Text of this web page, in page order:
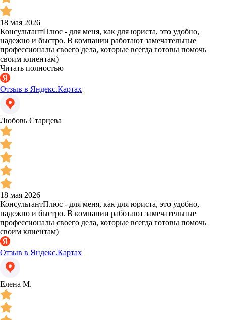
18 мая 2026
КонсультантПлюс - для меня, как для юриста, это удобно,
надежно и быстро. В компании работают замечательные
профессионалы своего дела, которые всегда готовы помочь
своим клиентам)
Читать полностью
Отзыв в Яндекс.Картах
Любовь Старцева
18 мая 2026
КонсультантПлюс - для меня, как для юриста, это удобно,
надежно и быстро. В компании работают замечательные
профессионалы своего дела, которые всегда готовы помочь
своим клиентам)
Отзыв в Яндекс.Картах
Елена М.